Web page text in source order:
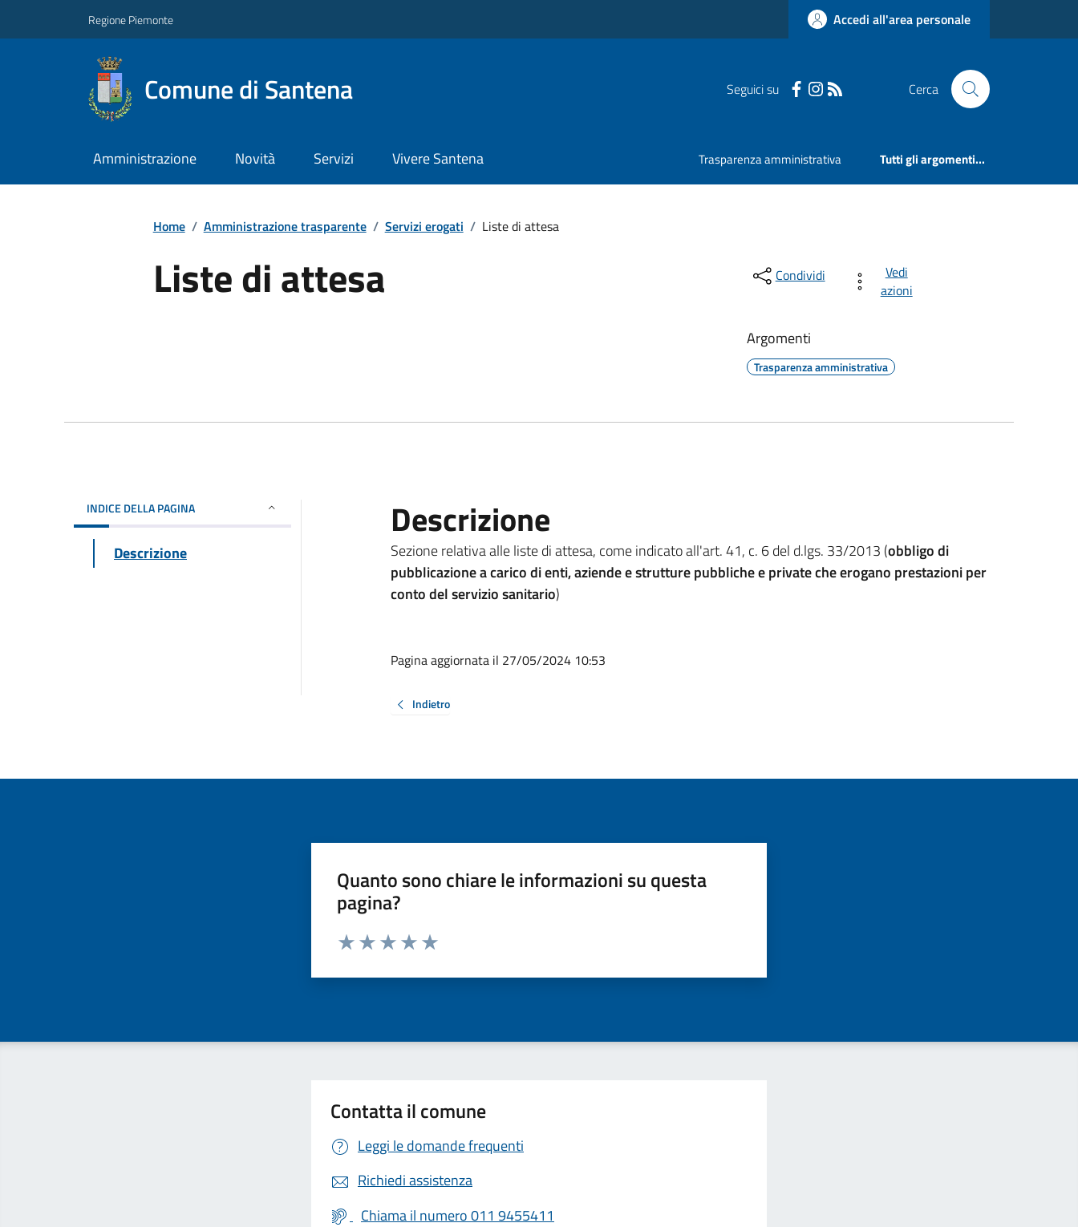
Regione Piemonte Accedi all'area personale
Comune di Santena Seguici su Cerca
Amministrazione Novità Servizi Vivere Santena Trasparenza amministrativa Tutti gli argomenti...
Home / Amministrazione trasparente / Servizi erogati / Liste di attesa
Liste di attesa Condividi
Vedi
azioni
Argomenti
Trasparenza amministrativa
INDICE DELLA PAGINA
Descrizione
Descrizione
Sezione relativa alle liste di attesa, come indicato all'art. 41, c. 6 del d.lgs. 33/2013 (obbligo di
pubblicazione a carico di enti, aziende e strutture pubbliche e private che erogano prestazioni per
conto del servizio sanitario)
Pagina aggiornata il 27/05/2024 10:53
Indietro
Quanto sono chiare le informazioni su questa
pagina?
Valuta da 1 a 5 stelle la pagina
Contatta il comune
Leggi le domande frequenti
Richiedi assistenza
Chiama il numero 011 9455411